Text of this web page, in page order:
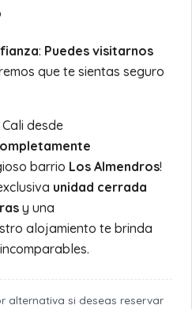
: Puedes visitarnos
que te sientas seguro
desde
barrio Los Almendros!
unidad cerrada
y una
alojamiento te brinda
alternativa si deseas reservar